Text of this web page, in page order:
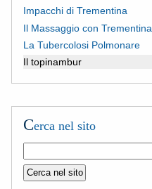
Impacchi di Trementina
Il Massaggio con
La Tubercolosi Polmonare
Il topinambur
Cerca nel sito